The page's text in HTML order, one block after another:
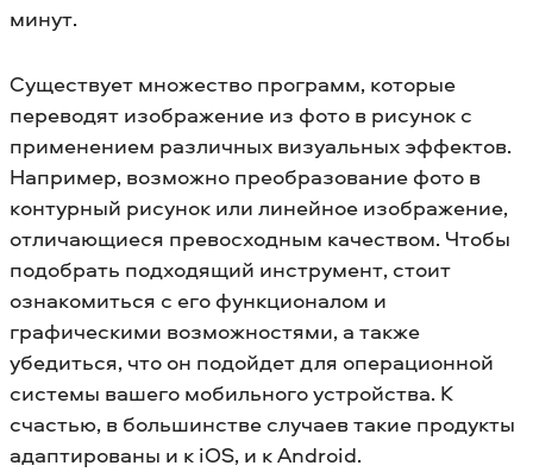
минут.
Существует множество программ, которые
переводят изображение из фото в рисунок с
применением различных визуальных эффектов.
Например, возможно преобразование фото в
контурный рисунок или линейное изображение,
отличающиеся превосходным качеством. Чтобы
подобрать подходящий инструмент, стоит
ознакомиться с его функционалом и
графическими возможностями, а также
убедиться, что он подойдет для операционной
системы вашего мобильного устройства. К
счастью, в большинстве случаев такие продукты
адаптированы и к iOS, и к Android.